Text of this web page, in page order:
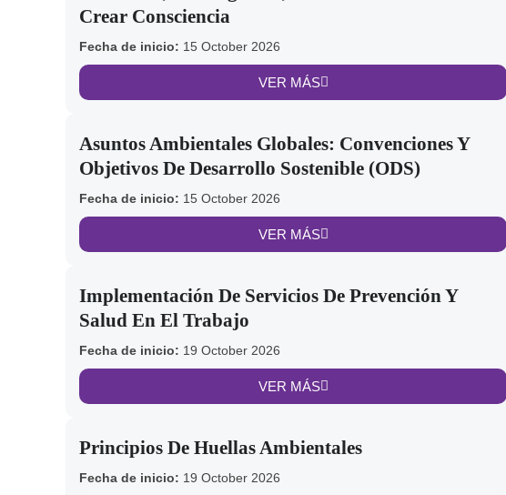
Crear Consciencia
Fecha de inicio: 15 October 2026
VER MÁS
Asuntos Ambientales Globales: Convenciones Y
Objetivos De Desarrollo Sostenible (ODS)
Fecha de inicio: 15 October 2026
VER MÁS
Implementación De Servicios De Prevención Y
Salud En El Trabajo
Fecha de inicio: 19 October 2026
VER MÁS
Principios De Huellas Ambientales
Fecha de inicio: 19 October 2026